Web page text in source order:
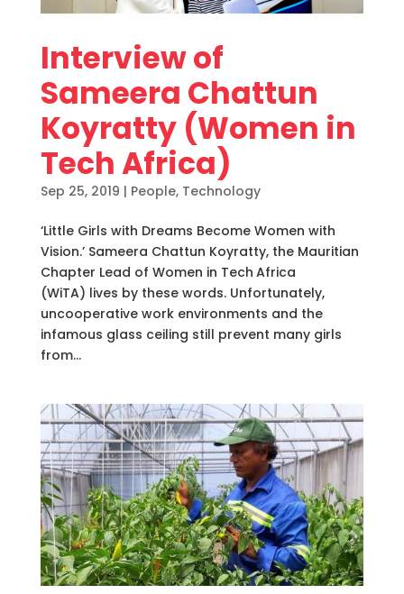
Interview of
Sameera Chattun
Koyratty (Women in
Tech Africa)
Sep 25, 2019 | People, Technology
‘Little Girls with Dreams Become Women with
Vision.’ Sameera Chattun Koyratty, the Mauritian
Chapter Lead of Women in Tech Africa
(WiTA) lives by these words. Unfortunately,
uncooperative work environments and the
infamous glass ceiling still prevent many girls
from...